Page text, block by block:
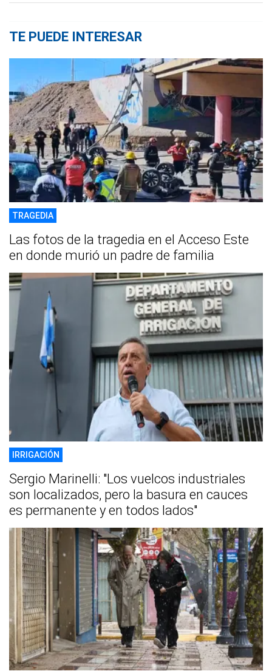
TE PUEDE INTERESAR
TRAGEDIA
Las fotos de la tragedia en el Acceso Este
en donde murió un padre de familia
IRRIGACIÓN
Sergio Marinelli: "Los vuelcos industriales
son localizados, pero la basura en cauces
es permanente y en todos lados"